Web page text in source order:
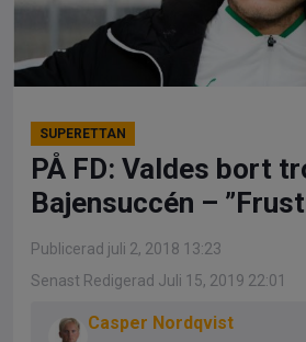
SUPERETTAN
PÅ FD: Valdes bort
Bajensuccén –
Publicerad juli 2, 2018 13:23
Senast Redigerad Juli 15, 2019 22:01
Casper Nordqvist